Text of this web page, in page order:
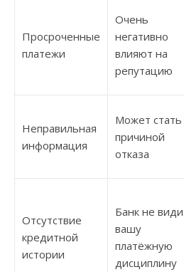
Просроченные
платежи
Очень
негативно
влияют на
репутацию
Неправильная
информация
Может стать
причиной
отказа
Отсутствие
кредитной
истории
Банк не
вашу
платёжную
дисциплину